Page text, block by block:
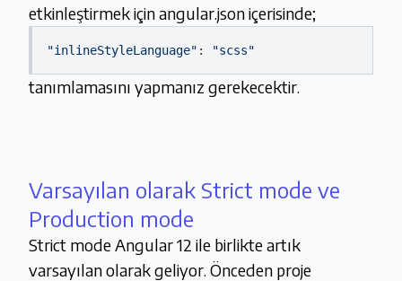
etkinleştirmek için angular.json içerisinde;
"inlineStyleLanguage" : "scss"
tanımlamasını yapmanız gerekecektir.
Varsayılan olarak Strict mode ve
Production mode
Strict mode Angular 12 ile birlikte artık
varsayılan olarak geliyor. Önceden proje